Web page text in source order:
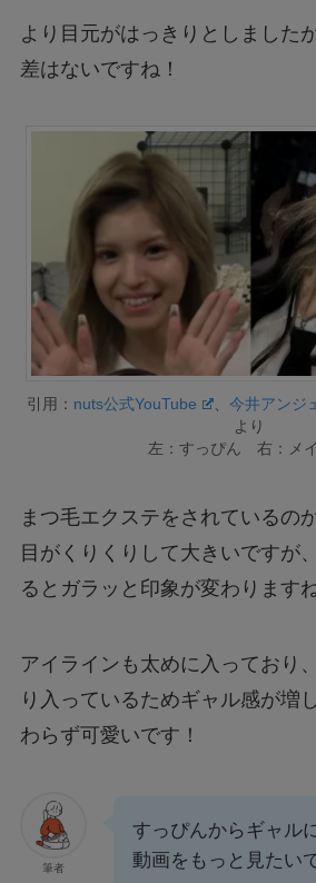
より目元がはっきりとしました
差はないですね！
引用： nuts公式YouTube 、 今井アンジ
より
左：すっぴん 右：メ
まつ毛エクステをされているの
目がくりくりして大きいですが
るとガラッと印象が変わります
アイラインも太めに入っており
り入っているためギャル感が増
わらず可愛いです！
筆者
すっぴんからギャル
動画をもっと見たい